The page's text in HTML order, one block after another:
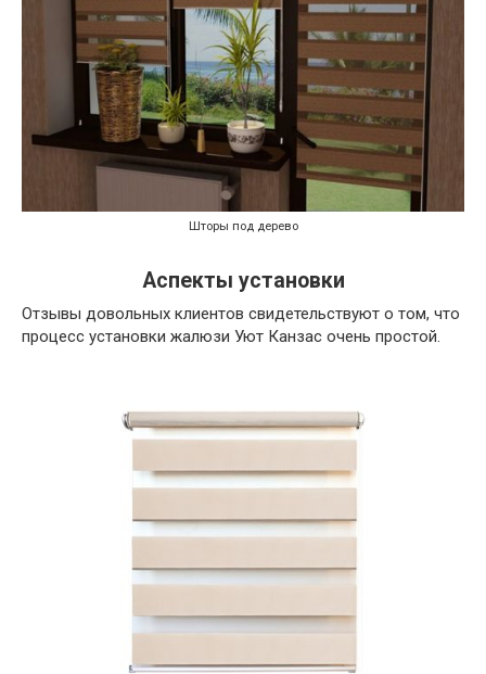
Шторы под дерево
Аспекты установки
Отзывы довольных клиентов свидетельствуют о том, что
процесс установки жалюзи Уют Канзас очень простой.